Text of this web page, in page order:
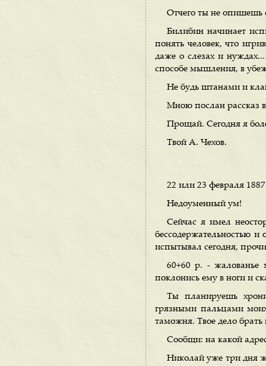
Отчего ты не опишешь
Билибин начинает
понять человек, что
даже о слезах и
способе мышления, в
Не будь штанами и
Мною послан рассказ
Прощай. Сегодня я
Твой А. Чехов.
22 или 23 февраля
Недоуменный ум!
Сейчас я имел
бессодержательностью и
испытывал сегодня,
60+60 р. - жалованье
поклонись ему в ноги и
Ты планируешь
грязными пальцами
таможня. Твое дело
Сообщи: на какой
Николай уже три дня